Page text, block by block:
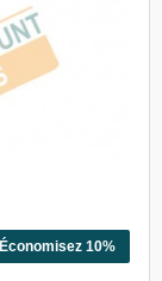
Économisez 10%